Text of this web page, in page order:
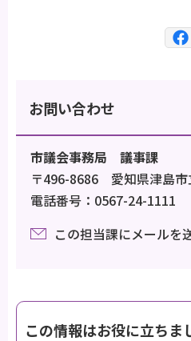
お問い合わせ
市議会事務局 議事課
〒496-8686 愛知県津島市
電話番号：0567-24-1111
この担当課にメールを
この情報はお役に立ちま